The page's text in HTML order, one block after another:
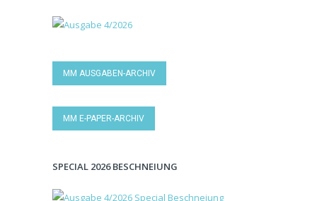
MM AUSGABEN-ARCHIV
MM E-PAPER-ARCHIV
SPECIAL 2026 BESCHNEIUNG